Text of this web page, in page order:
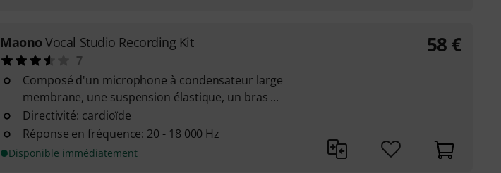
Maono Vocal Studio Recording Kit
7
Composé d'un microphone à condensateur large
membrane, une suspension élastique, un bras ...
Directivité: cardioïde
Réponse en fréquence: 20 - 18 000 Hz
Disponible immédiatement
58 €